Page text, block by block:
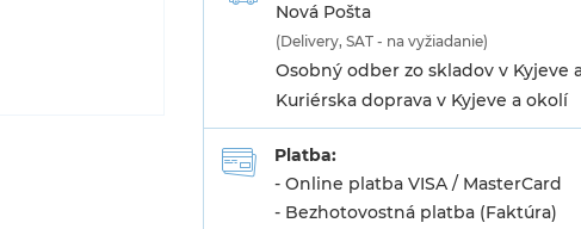
Nová Pošta
(Delivery, SAT - na vyžiadanie)
Osobný odber zo skladov v Kyjeve
Kuriérska doprava v Kyjeve a okolí
Platba:
- Online platba VISA / MasterCard
- Bezhotovostná platba (Faktúra)